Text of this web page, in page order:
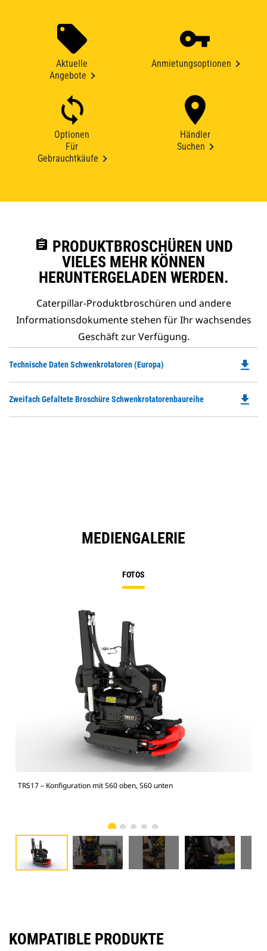
Aktuelle
Angebote
Anmietungsoptionen
Optionen
Für
Gebrauchtkäufe
Händler
Suchen
assignment PRODUKTBROSCHÜREN UND
VIELES MEHR KÖNNEN
HERUNTERGELADEN WERDEN.
Caterpillar-Produktbroschüren und andere
Informationsdokumente stehen für Ihr wachsendes
Geschäft zur Verfügung.
Technische Daten Schwenkrotatoren (Europa)
a
file_download
Zweifach Gefaltete Broschüre Schwenkrotatorenbaureihe file_download
MEDIENGALERIE
FOTOS
TRS17 – Konfiguration mit S60 oben, S60 unten
KOMPATIBLE PRODUKTE